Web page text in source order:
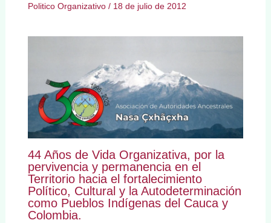
Politico Organizativo/ 18 de julio de 2012
44 Años de Vida Organizativa, por la
pervivencia y permanencia en el
Territorio hacia el fortalecimiento
Político, Cultural y la Autodeterminación
como Pueblos Indígenas del Cauca y
Colombia.